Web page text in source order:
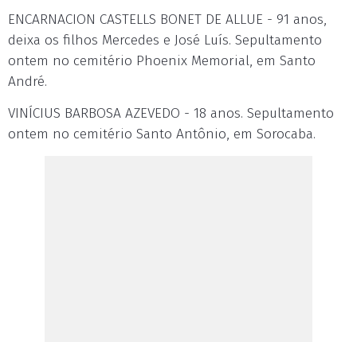
ENCARNACION CASTELLS BONET DE ALLUE - 91 anos,
deixa os filhos Mercedes e José Luís. Sepultamento
ontem no cemitério Phoenix Memorial, em Santo
André.
VINÍCIUS BARBOSA AZEVEDO - 18 anos. Sepultamento
ontem no cemitério Santo Antônio, em Sorocaba.